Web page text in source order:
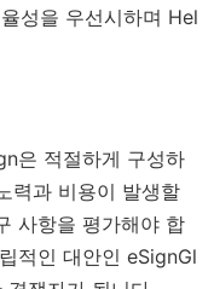
성을 우선시하며 Hel
은 적절하게 구성하
력과 비용이 발생할
사항을 평가해야 합
적인 대안인 eSignGl